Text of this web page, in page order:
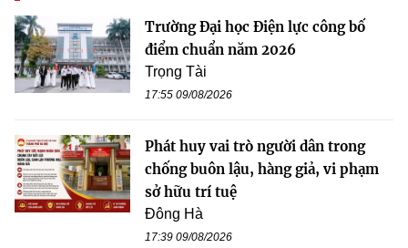
Trường Đại học Điện lực công bố
điểm chuẩn năm 2026
Trọng Tài
17:55 09/08/2026
Phát huy vai trò người dân trong
chống buôn lậu, hàng giả, vi phạm
sở hữu trí tuệ
Đông Hà
17:39 09/08/2026